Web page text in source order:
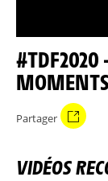
#TDF2020 - ENJOY THE BEST
Partager
VIDÉOS